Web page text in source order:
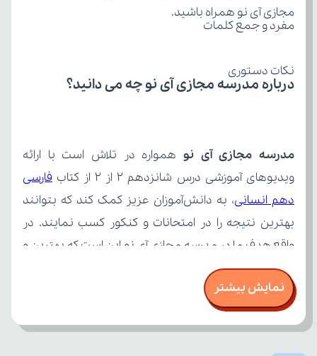
مفرد و جمع کلمات
نکات دستوری
مجازی آی نو همراه باشید.
درباره مدرسه مجازی آی نو چه می‌ دانید؟
مدرسه مجازی آی نو
ویدیوهای آموزشی درس شانزدهم ۲ از ۲ از کتاب
دهم انسانی
نمایش بیشتر